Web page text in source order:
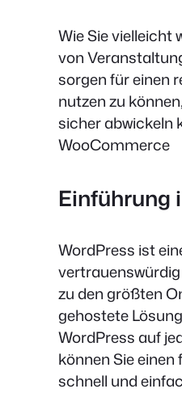
Wie Sie vielleicht
von
sorgen für einen
nutzen zu
sicher abwickeln
WooCommerce
Einführung
WordPress ist
zu den größten
gehostete
WordPress auf
können Sie einen
schnell und